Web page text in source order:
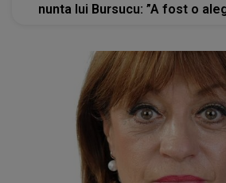
nunta lui Bursucu: ”A fost o